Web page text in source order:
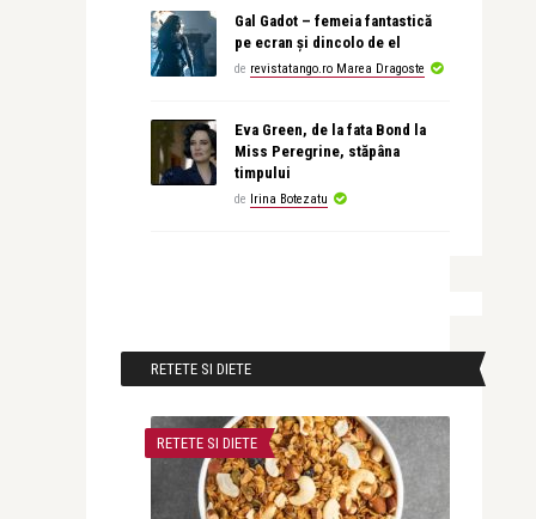
Gal Gadot – femeia fantastică
pe ecran și dincolo de el
de revistatango.ro Marea Dragoste
Eva Green, de la fata Bond la
Miss Peregrine, stăpâna
timpului
de Irina Botezatu
RETETE SI DIETE
RETETE SI DIETE